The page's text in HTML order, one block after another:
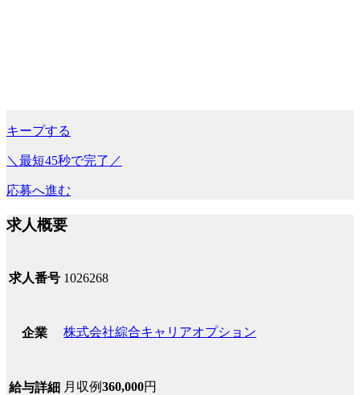
キープする
＼最短45秒で完了／
応募へ進む
求人概要
求人番号 1026268
企業 株式会社綜合キャリアオプション
給与詳細 月収例360,000円